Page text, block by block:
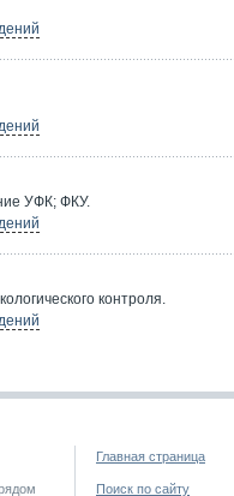
УФК; ФКУ.
контроля.
Главная страница
Поиск по сайту